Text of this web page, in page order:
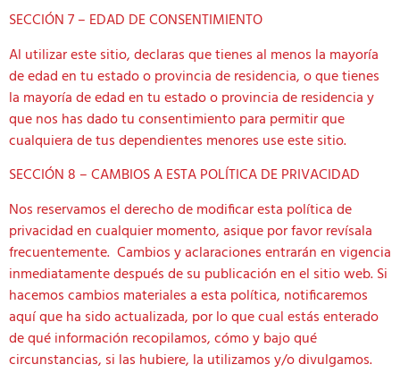
SECCIÓN 7 – EDAD DE CONSENTIMIENTO
Al utilizar este sitio, declaras que tienes al menos la mayoría
de edad en tu estado o provincia de residencia, o que tienes
la mayoría de edad en tu estado o provincia de residencia y
que nos has dado tu consentimiento para permitir que
cualquiera de tus dependientes menores use este sitio.
SECCIÓN 8 – CAMBIOS A ESTA POLÍTICA DE PRIVACIDAD
Nos reservamos el derecho de modificar esta política de
privacidad en cualquier momento, asique por favor revísala
frecuentemente. Cambios y aclaraciones entrarán en vigencia
inmediatamente después de su publicación en el sitio web. Si
hacemos cambios materiales a esta política, notificaremos
aquí que ha sido actualizada, por lo que cual estás enterado
de qué información recopilamos, cómo y bajo qué
circunstancias, si las hubiere, la utilizamos y/o divulgamos.